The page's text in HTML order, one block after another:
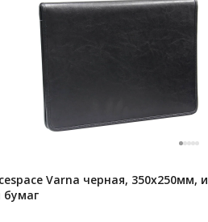
Varna черная, 350х250мм,